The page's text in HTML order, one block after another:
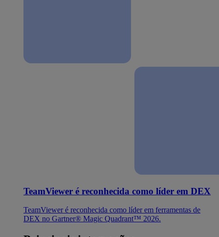
TeamViewer é reconhecida como líder em DEX
TeamViewer é reconhecida como líder em ferramentas de
DEX no Gartner® Magic Quadrant™ 2026.